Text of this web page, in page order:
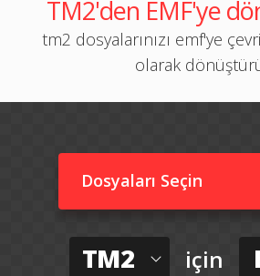
TM2'den EMF'ye
tm2 dosyalarınızı emf'ye
olarak
Dosyaları Seçin
TM2 için